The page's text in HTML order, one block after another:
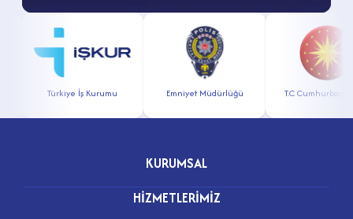
Türkiye İş Kurumu Emniyet Müdürlüğü T.C
KURUMSAL
HİZMETLERİMİZ